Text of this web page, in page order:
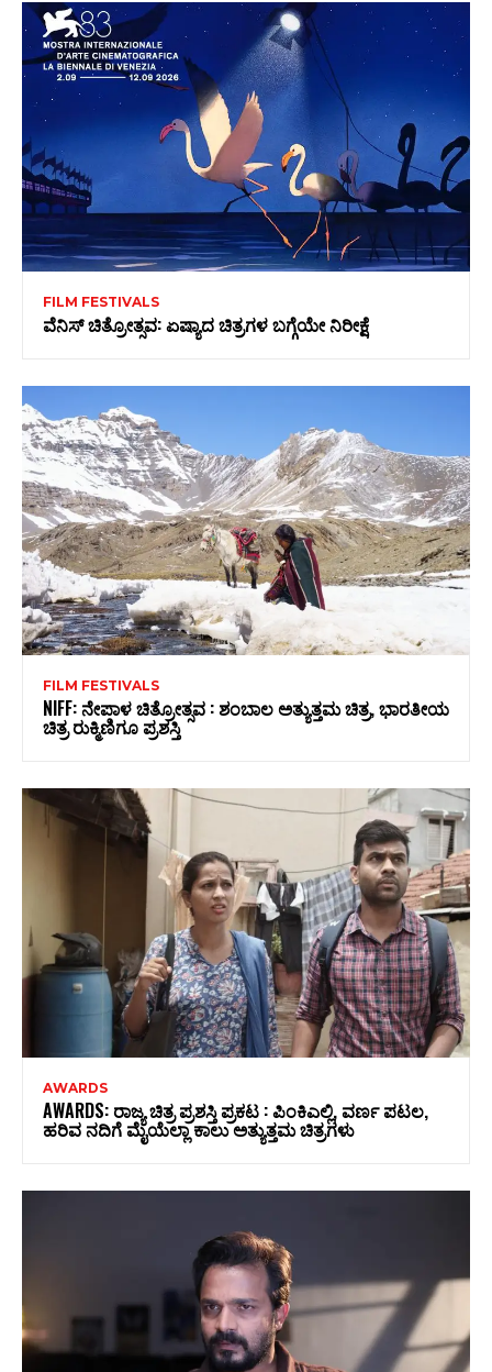
FILM FESTIVALS
ವೆನಿಸ್‌ ಚಿತ್ರೋತ್ಸವ: ಏಷ್ಯಾದ ಚಿತ್ರಗಳ ಬಗ್ಗೆಯೇ ನಿರೀಕ್ಷೆ
FILM FESTIVALS
NIFF: ನೇಪಾಳ ಚಿತ್ರೋತ್ಸವ : ಶಂಬಾಲ ಅತ್ಯುತ್ತಮ ಚಿತ್ರ, ಭಾರತೀಯ
ಚಿತ್ರ ರುಕ್ಮಿಣಿಗೂ ಪ್ರಶಸ್ತಿ
AWARDS
AWARDS: ರಾಜ್ಯ ಚಿತ್ರ ಪ್ರಶಸ್ತಿ ಪ್ರಕಟ : ಪಿಂಕಿಎಲ್ಲಿ, ವರ್ಣ ಪಟಲ,
ಹರಿವ ನದಿಗೆ ಮೈಯೆಲ್ಲಾ ಕಾಲು ಅತ್ಯುತ್ತಮ ಚಿತ್ರಗಳು